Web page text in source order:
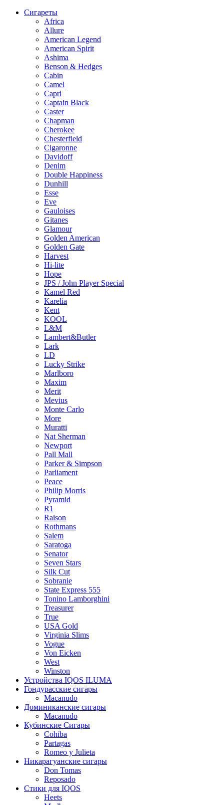
Сигареты
Africa
Allure
American Legend
American Spirit
Ashima
Benson & Hedges
Cabin
Camel
Capri
Captain Black
Caster
Chapman
Cherokee
Chesterfield
Cigaronne
Davidoff
Denim
Double Happiness
Dunhill
Esse
Eve
Gauloises
Gitanes
Glamour
Golden American
Golden Gate
Harvest
Hi-lite
Hope
JPS / John Player Special
Kamel Red
Karelia
Kent
KOOL
L&M
Lambert&Butler
Lark
LD
Lucky Strike
Marlboro
Maxim
Merit
Mevius
Monte Carlo
More
Muratti
Nat Sherman
Newport
Pall Mall
Parker & Simpson
Parliament
Peace
Philip Morris
Pyramid
R1
Raison
Rothmans
Salem
Saratoga
Senator
Seven Stars
Silk Cut
Sobranie
State Express 555
Tonino Lamborghini
Treasurer
True
USA Gold
Virginia Slims
Vogue
Von Eicken
West
Winston
Устройства IQOS ILUMA
Гондурасские сигары
Macanudo
Доминиканские сигары
Macanudo
Кубинские Сигары
Cohiba
Partagas
Romeo y Julieta
Никарагуанские сигары
Don Tomas
Reposado
Стики для IQOS
Heets